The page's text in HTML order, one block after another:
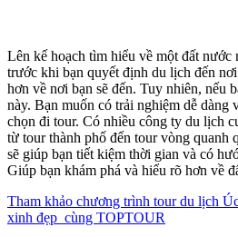
Lên kế hoạch tìm hiểu về một đất nước
trước khi bạn quyết định du lịch đến
hơn về nơi bạn sẽ đến. Tuy nhiên, nếu
này. Bạn muốn có trải nghiệm dễ dàng
chọn đi tour. Có nhiều công ty du lịch
từ tour thành phố đến tour vòng quanh
sẽ giúp bạn tiết kiệm thời gian và có
Giúp bạn khám phá và hiểu rõ hơn về
Tham khảo chương trình tour du lịch
xinh đẹp cùng TOPTOUR